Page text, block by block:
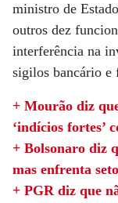
ministro de
outros dez
interferência na
sigilos bancário e
+ Mourão diz
‘indícios fortes’
+ Bolsonaro diz
mas enfrenta
+ PGR diz que